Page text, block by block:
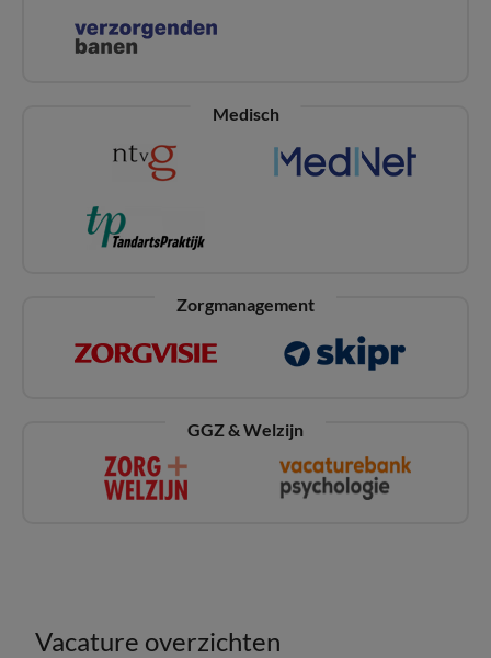
Medisch
Zorgmanagement
GGZ & Welzijn
Vacature overzichten